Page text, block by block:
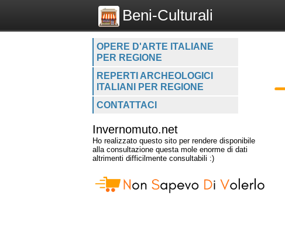
Beni-Culturali
OPERE D'ARTE ITALIANE
PER REGIONE
REPERTI ARCHEOLOGICI
ITALIANI PER REGIONE
CONTATTACI
Invernomuto.net
Ho realizzato questo sito per rendere disponibile
alla consultazione questa mole enorme di dati
altrimenti difficilmente consultabili :)